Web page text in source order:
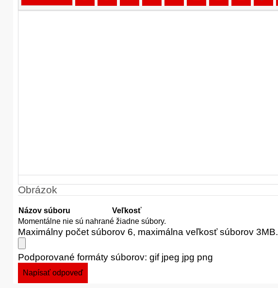
Obrázok
Názov súboru
Veľkosť
Momentálne nie sú nahrané žiadne súbory.
Maximálny počet súborov 6, maximálna veľkosť súborov 3MB.
Podporované formáty súborov: gif jpeg jpg png